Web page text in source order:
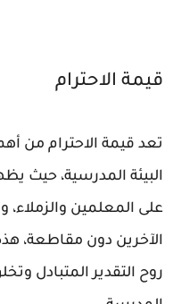
قيمة الاحترام
تعد قيمة الاحترام من
البيئة المدرسية، حيث
على المعلمين والزملاء،
الآخرين دون مقاطعة،
روح التقدير المتبادل